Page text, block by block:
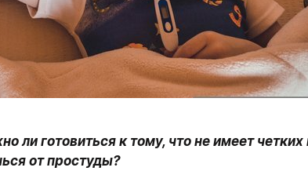
ли готовиться к тому, что не имеет четких
от простуды?